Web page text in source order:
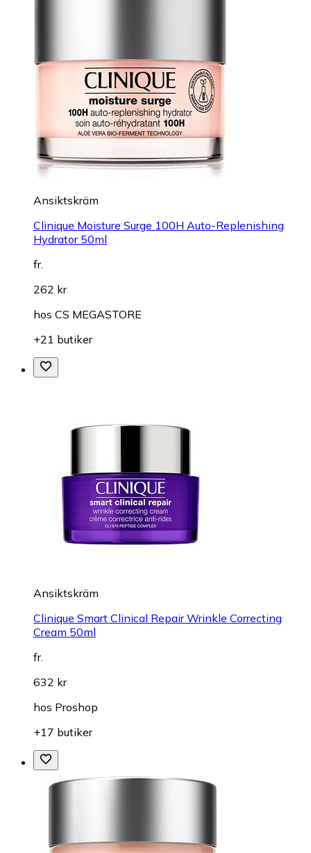
Ansiktskräm
Clinique Moisture Surge 100H Auto-Replenishing
Hydrator 50ml
fr.
262 kr
hos CS MEGASTORE
+21 butiker
Ansiktskräm
Clinique Smart Clinical Repair Wrinkle Correcting
Cream 50ml
fr.
632 kr
hos Proshop
+17 butiker